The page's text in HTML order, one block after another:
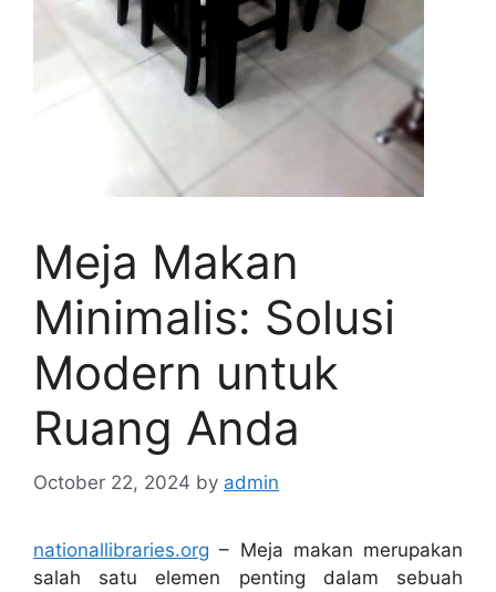
Meja Makan
Minimalis: Solusi
Modern untuk
Ruang Anda
October 22, 2024 by admin
nationallibraries.org – Meja makan merupakan
salah satu elemen penting dalam sebuah